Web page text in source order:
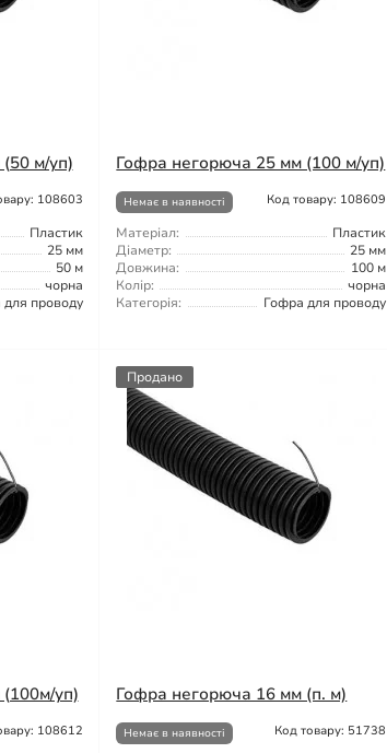
м/уп)
108603
Пластик
25 мм
50 м
чорна
для проводу
Гофра негорюча 25 мм (100 м/уп)
Немає в наявності Код товару: 108609
Матеріал:
Пластик
Діаметр:
25 мм
Довжина:
100 м
Колір:
чорна
Категорія:
Гофра для проводу
уп)
108612
Продано
Гофра негорюча 16 мм (п. м)
Немає в наявності Код товару: 51738